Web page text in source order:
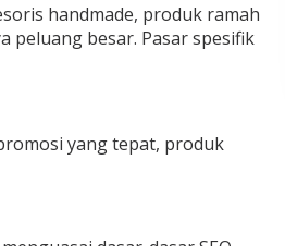
handmade, produk ramah
peluang besar. Pasar spesifik
yang tepat, produk